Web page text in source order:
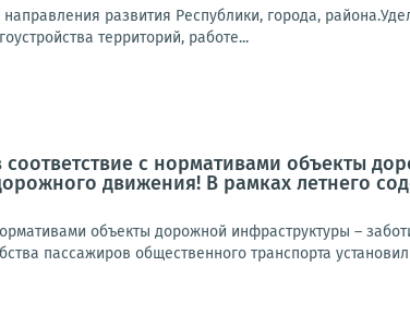
развития Республики, города,
территорий, работе...
с нормативами объекты
движения! В рамках летнего
объекты дорожной инфраструктуры –
пассажиров общественного транспорта